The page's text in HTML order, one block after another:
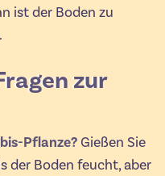
ist der Boden zu
zur
Pflanze?Gießen Sie
der Boden feucht, aber